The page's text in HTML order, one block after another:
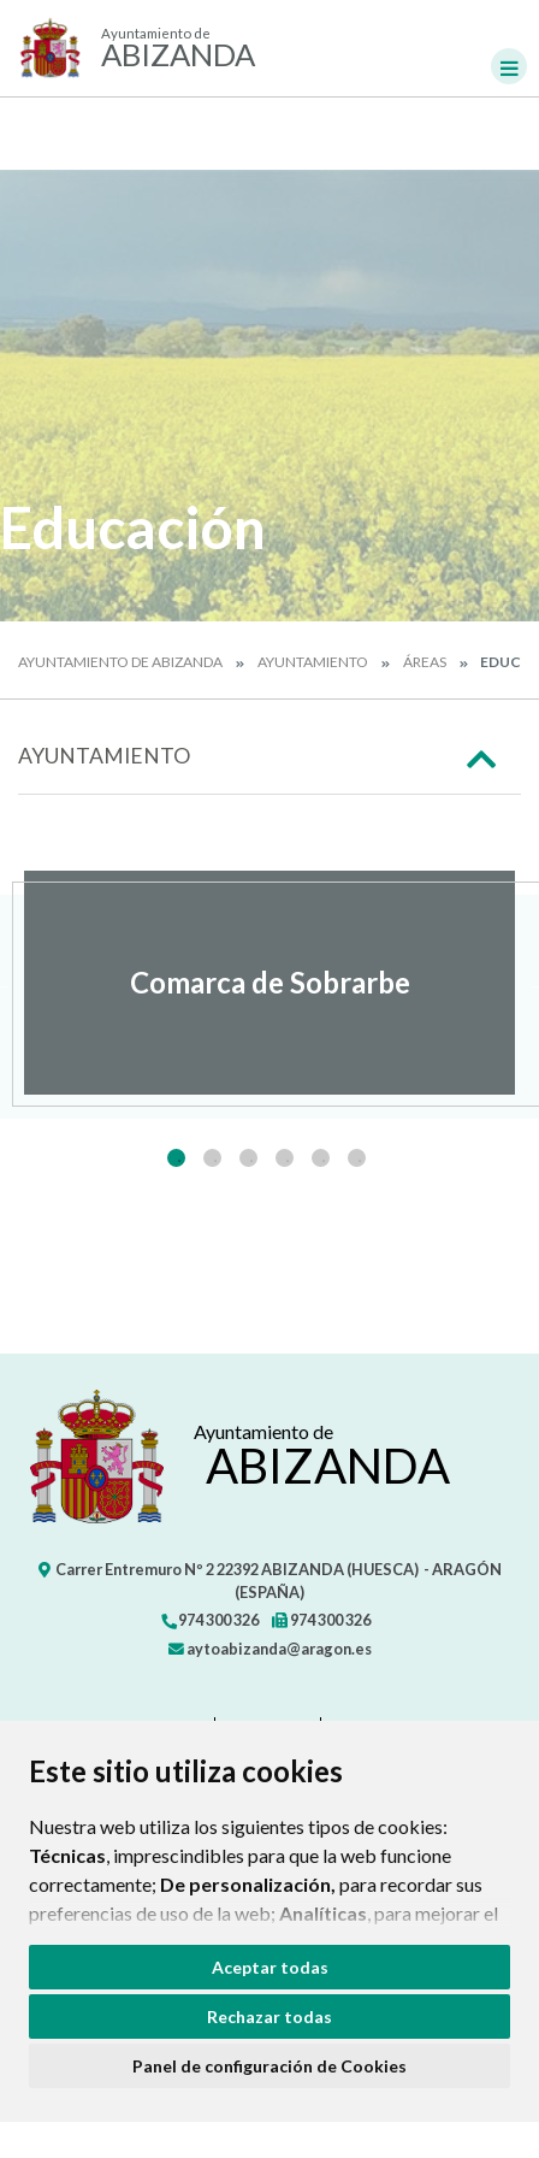
Este sitio utiliza cookies
Nuestra web utiliza los siguientes tipos de cookies:
Técnicas, imprescindibles para que la web funcione
correctamente; De personalización, para recordar sus
preferencias de uso de la web; Analíticas, para mejorar el
funcionamiento de la web y sus servicios.
Si acepta pulsando el botón“Aceptar todas”
consideramos que acepta su uso. Si pulsa el botón
ninguna acción, se guardarán las cookies técnicas
Aceptar todas
Rechazar todas
Panel de configuración de Cookies
Ayuntamiento de
ABIZANDA
Educación
AYUNTAMIENTO DE ABIZANDA AYUNTAMIENTO ÁREAS
AYUNTAMIENTO
Comarca de Sobrarbe
Ayuntamiento de
ABIZANDA
Carrer Entremuro Nº 222392ABIZANDA (HUESCA) - ARAGÓN
(ESPAÑA)
974 300 326
974 300 326
aytoabizanda@aragon.es
PROTECCIÓN DE DATOS
POLÍTICA DE COOKIES